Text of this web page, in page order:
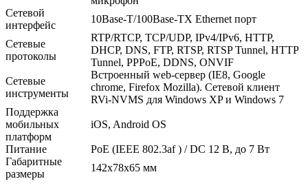
Сетевой
интерфейс
10Base-T/100Base-TX Ethernet порт
Сетевые
протоколы
RTP/RTCP, TCP/UDP, IPv4/IPv6, HTTP,
DHCP, DNS, FTP, RTSP, RTSP Tunnel, HTTP
Tunnel, PPPoE, DDNS, ONVIF
Сетевые
инструменты
Встроенный web-сервер (IE8, Google
chrome, Firefox Mozilla). Сетевой клиент
RVi-NVMS для Windows XP и Windows 7
Поддержка
мобильных
платформ
iOS, Android OS
Питание
PoE (IEEE 802.3af ) / DC 12 В, до 7 Вт
Габаритные
размеры
142х78х65 мм